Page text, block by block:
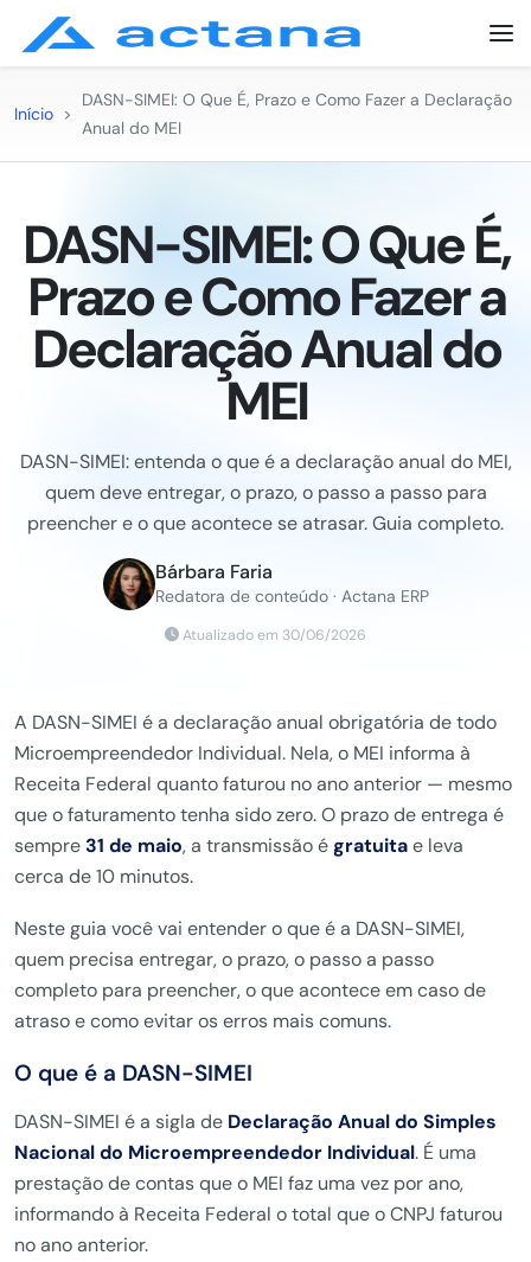
Início >
DASN-SIMEI: O Que É, Prazo e Como Fazer a Declaração
Anual do MEI
DASN-SIMEI: O Que É,
Prazo e Como Fazer a
Declaração Anual do
MEI
DASN-SIMEI: entenda o que é a declaração anual do MEI,
quem deve entregar, o prazo, o passo a passo para
preencher e o que acontece se atrasar. Guia completo.
Bárbara Faria
Redatora de conteúdo · Actana ERP
Atualizado em 30/06/2026
A DASN-SIMEI é a declaraçãoanual obrigatória de todo
Microempreendedor Individual. Nela, o MEI informa à
Receita Federal quantofaturou no ano anterior — mesmo
que ofaturamento tenha sido zero. O prazo deentrega é
sempre31 de maio, a transmissão égratuitae leva
cerca de 10 minutos.
Neste guia você vai entender o que é a DASN-SIMEI,
quem precisa entregar, o prazo, o passo a passo
completo para preencher, o queacontece em caso de
atraso e comoevitar os erros mais comuns.
O que é a DASN-SIMEI
DASN-SIMEI é a sigla de Declaração Anual do Simples
Nacional do Microempreendedor Individual. É uma
prestação de contas que o MEI faz uma vez por ano,
informando à Receita Federal o total que o CNPJ faturou
noano anterior.